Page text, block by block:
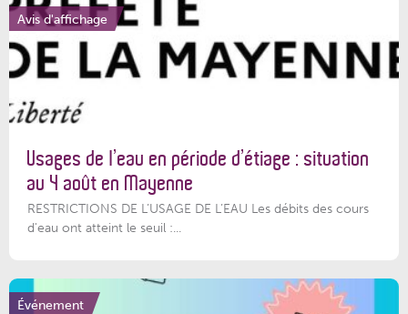
Avis d'affichage
Usages de l’eau en période d’étiage : situation
au 4 août en Mayenne
RESTRICTIONS DE L’USAGE DE L’EAU Les débits des cours
d'eau ont atteint le seuil :...
Événement